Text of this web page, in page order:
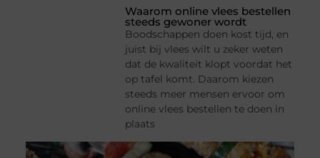
Waarom online vlees bestellen
steeds gewoner wordt
Boodschappen doen kost tijd, en
juist bij vlees wilt u zeker weten
dat de kwaliteit klopt voordat het
op tafel komt. Daarom kiezen
steeds meer mensen ervoor om
online vlees bestellen te doen in
plaats